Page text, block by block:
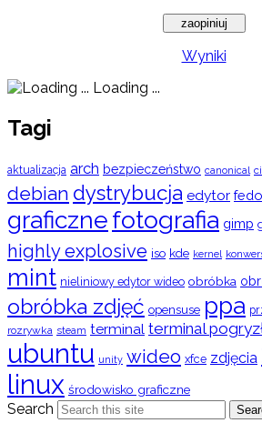
Wyniki
Loading ...
Tagi
aktualizacja arch bezpieczeństwo canonical
debian dystrybucja edytor
graficznefotografia gimp
highly explosive iso kde kernel
mint nieliniowy edytor wideo obróbka
obróbka zdjęć opensuse ppa
rozrywka steam terminal terminal
ubuntu unity wideo xfce zdjęcia
linux środowisko graficzne
Search